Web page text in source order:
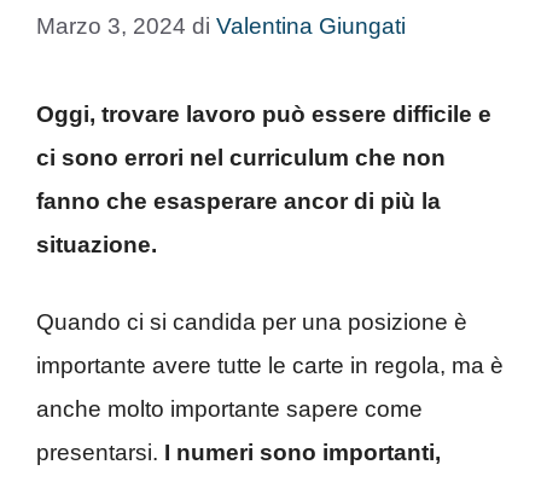
Marzo 3, 2024 di Valentina Giungati
Oggi, trovare lavoro può essere difficile e
ci sono errori nel curriculum che non
fanno che esasperare ancor di più la
situazione.
Quando ci si candida per una posizione è
importante avere tutte le carte in regola, ma è
anche molto importante sapere come
presentarsi. I numeri sono importanti,